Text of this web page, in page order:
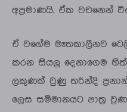
අප්‍රමාණයි. ඒක වචනෙන්
ඒ වගේම මෑතකාලීනව
කරන සියලු දෙනාගෙම
ලකුණක් වුණු තරින්දි
ලෙස සම්මානයට පාත්‍ර